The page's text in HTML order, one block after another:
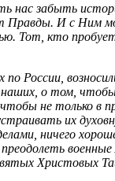
нас забыть
Правды. И с Ним
Тот, кто
по России,
о том, чтобы
не только в
их
ничего
Христовых